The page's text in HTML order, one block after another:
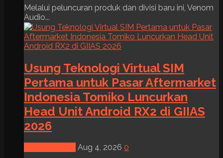
Melalui peluncuran produk dan divisi baru ini, Venom
Audio...
Usung Teknologi Virtual SIM
Pertama untuk Pasar Aftermarket
Indonesia Tomiko Luncurkan
Head Unit Android RX2 di GIIAS
2026
Aug 4, 2026 0